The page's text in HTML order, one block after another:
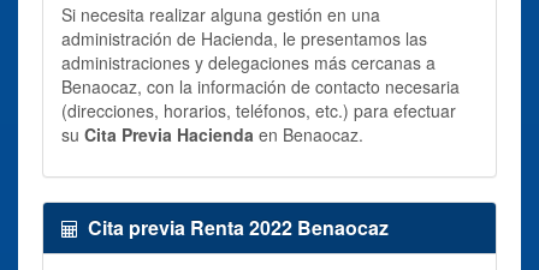
Si necesita realizar alguna gestión en una
administración de Hacienda, le presentamos las
administraciones y delegaciones más cercanas a
Benaocaz, con la información de contacto necesaria
(direcciones, horarios, teléfonos, etc.) para efectuar
su Cita Previa Hacienda en Benaocaz.
Cita previa Renta 2022 Benaocaz